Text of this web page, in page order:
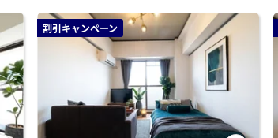
割引キャンペーン